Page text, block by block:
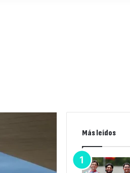
Más leídos